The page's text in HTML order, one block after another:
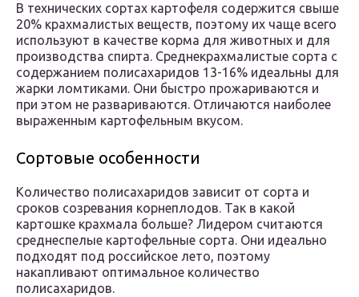
В технических сортах картофеля содержится свыше
20% крахмалистых веществ, поэтому их чаще всего
используют в качестве корма для животных и для
производства спирта. Среднекрахмалистые сорта с
содержанием полисахаридов 13-16% идеальны для
жарки ломтиками. Они быстро прожариваются и
при этом не развариваются. Отличаются наиболее
выраженным картофельным вкусом.
Сортовые особенности
Количество полисахаридов зависит от сорта и
сроков созревания корнеплодов. Так в какой
картошке крахмала больше? Лидером считаются
среднеспелые картофельные сорта. Они идеально
подходят под российское лето, поэтому
накапливают оптимальное количество
полисахаридов.